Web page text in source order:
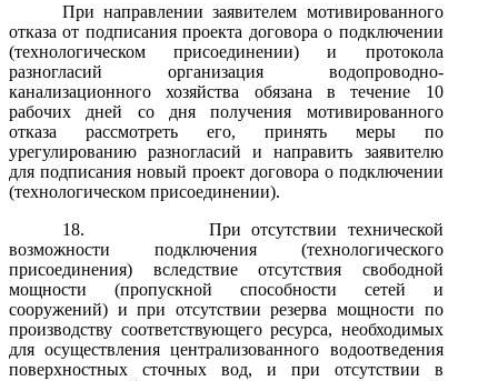
При направлении заявителем мотивированного
отказа от подписания проекта договора о подключении
(технологическом присоединении) и протокола
разногласий организация водопроводно-
канализационного хозяйства обязана в течение 10
рабочих дней со дня получения мотивированного
отказа рассмотреть его, принять меры по
урегулированию разногласий и направить заявителю
для подписания новый проект договора о подключении
(технологическом присоединении).
18.
При отсутствии технической
возможности подключения (технологического
присоединения) вследствие отсутствия свободной
мощности (пропускной способности сетей и
сооружений) и при отсутствии резерва мощности по
производству соответствующего ресурса, необходимых
для осуществления централизованного водоотведения
поверхностных сточных вод, и при отсутствии в